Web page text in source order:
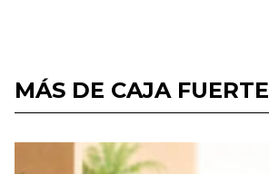
MÁS DE CAJA FUERTE